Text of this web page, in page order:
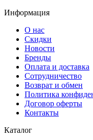
Информация
О нас
Скидки
Новости
Бренды
Оплата и доставка
Сотрудничество
Возврат и обмен
Политика
Договор оферты
Контакты
Каталог